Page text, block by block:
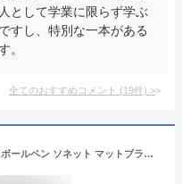
として学業に限らず学ぶ
すし、特別な一本がある
。
全てのおすすめコメント (19件) >
【名入れ無料】パーカー PARKER ボールペン ソネット マットブラック CT ブラック 黒 マット 1950881